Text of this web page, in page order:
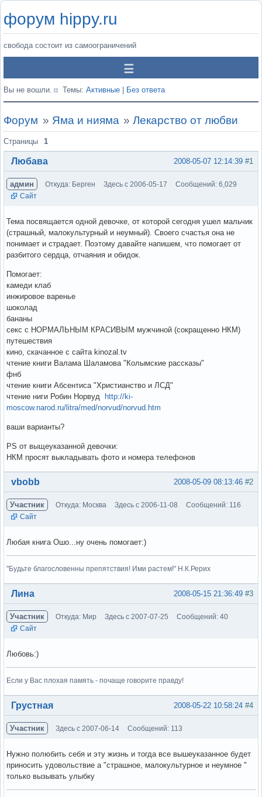
форум hippy.ru
свобода состоит из самоограничений
Вы не вошли. Темы: Активные Без ответа
Форум » Яма и нияма »Лекарство от любви
Страницы 1
#1
2008-05-07 12:14:39
Любава
админ Откуда: Берген Здесь с 2006-05-17
Сообщений: 6,029
Сайт
Тема посвящается одной девочке, от которой сегодня ушел мальчик
(страшный, малокультурный и неумный). Своего счастья она не
понимает и страдает. Поэтому давайте напишем, что помогает от
разбитого сердца, отчаяния и обидок.
Помогает:
камеди клаб
инжировое варенье
шоколад
бананы
секс с НОРМАЛЬНЫМ КРАСИВЫМ мужчиной (сокращенно НКМ)
путешествия
кино, скачанное с сайта kinozal.tv
чтение книги Валама Шаламова "Колымские рассказы"
фнб
чтение книги Абсентиса "Христианство и ЛСД"
чтение ниги Робин Норвуд
http://ki-
moscow.narod.ru/litra/med/norvud/norvud.htm
ваши варианты?
PS от выщеуказанной девочки:
НКМ просят выкладывать фото и номера телефонов
Вне форума #2
2008-05-09 08:13:46
vbobb
Участник Откуда: Москва Здесь с 2006-11-08
Сообщений: 116
Сайт
Любая книга Ошо...ну очень помогает:)
"Будьте благословенны препятствия! Ими растем!" Н.К.Рерих
Вне форума #3
2008-05-15 21:36:49
Лина
Участник Откуда: Мир Здесь с 2007-07-25
Сообщений: 40
Сайт
Любовь:)
Если у Вас плохая память - почаще говорите правду!
Вне форума #4
2008-05-22 10:58:24
Грустная
Участник Здесь с 2007-06-14 Сообщений: 113
Нужно полюбить себя и эту жизнь и тогда все вышеуказанное будет
приносить удовольствие а "страшное, малокультурное и неумное "
только вызывать улыбку